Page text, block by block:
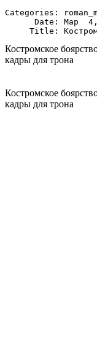
Categories:
Date: Мар
Костромское
кадры для трона
Костромское
кадры для трона